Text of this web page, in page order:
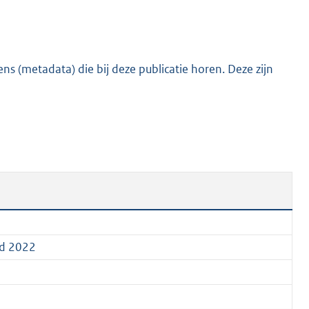
K
(metadata) die bij deze publicatie horen. Deze zijn
2022